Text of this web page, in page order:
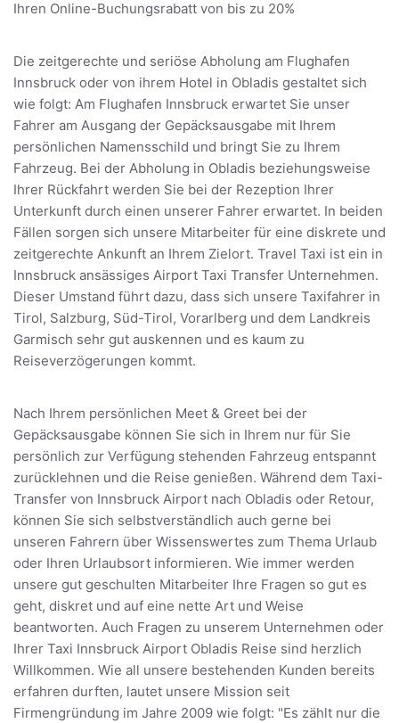
Ihren Online-Buchungsrabatt von bis zu 20%
Die zeitgerechte und seriöse Abholung am Flughafen
Innsbruck oder von ihrem Hotel in Obladis gestaltet sich
wie folgt: Am Flughafen Innsbruck erwartet Sie unser
Fahrer am Ausgang der Gepäcksausgabe mit Ihrem
persönlichen Namensschild und bringt Sie zu Ihrem
Fahrzeug. Bei der Abholung in Obladis beziehungsweise
Ihrer Rückfahrt werden Sie bei der Rezeption Ihrer
Unterkunft durch einen unserer Fahrer erwartet. In beiden
Fällen sorgen sich unsere Mitarbeiter für eine diskrete und
zeitgerechte Ankunft an Ihrem Zielort. Travel Taxi ist ein in
Innsbruck ansässiges Airport Taxi Transfer Unternehmen.
Dieser Umstand führt dazu, dass sich unsere Taxifahrer in
Tirol, Salzburg, Süd-Tirol, Vorarlberg und dem Landkreis
Garmisch sehr gut auskennen und es kaum zu
Reiseverzögerungen kommt.
Nach Ihrem persönlichen Meet & Greet bei der
Gepäcksausgabe können Sie sich in Ihrem nur für Sie
persönlich zur Verfügung stehenden Fahrzeug entspannt
zurücklehnen und die Reise genießen. Während dem Taxi-
Transfer von Innsbruck Airport nach Obladis oder Retour,
können Sie sich selbstverständlich auch gerne bei
unseren Fahrern über Wissenswertes zum Thema Urlaub
oder Ihren Urlaubsort informieren. Wie immer werden
unsere gut geschulten Mitarbeiter Ihre Fragen so gut es
geht, diskret und auf eine nette Art und Weise
beantworten. Auch Fragen zu unserem Unternehmen oder
Ihrer Taxi Innsbruck Airport Obladis Reise sind herzlich
Willkommen. Wie all unsere bestehenden Kunden bereits
erfahren durften, lautet unsere Mission seit
Firmengründung im Jahre 2009 wie folgt: "Es zählt nur die